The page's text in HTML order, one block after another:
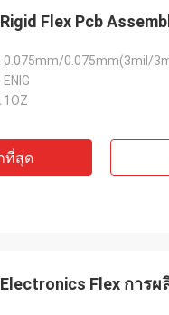
Flex Pcb
0.075mm/0.075mm(3mil/
ENIG
ง: 1OZ
ที่สุด
Electronics Flex การผ